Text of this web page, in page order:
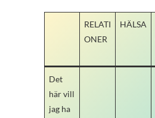
RELATI
ONER
HÄLSA
Det
här vill
jag ha